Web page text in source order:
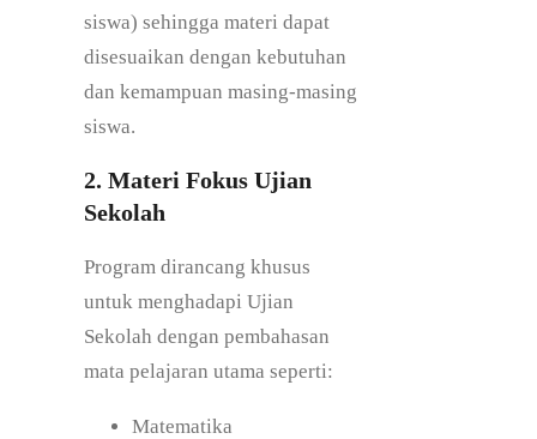
siswa) sehingga materi dapat
disesuaikan dengan kebutuhan
dan kemampuan masing-masing
siswa.
2. Materi Fokus Ujian
Sekolah
Program dirancang khusus
untuk menghadapi Ujian
Sekolah dengan pembahasan
mata pelajaran utama seperti:
Matematika